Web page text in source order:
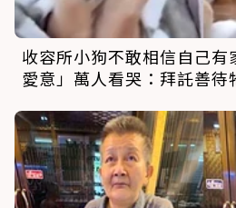
收容所小狗不敢相信自己有
愛意」萬人看哭：拜託善待